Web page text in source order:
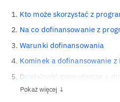
Kto może skorzystać z
Na co dofinansowanie z
Warunki dofinansowania
Kominek a dofinansowanie z
Działalność gospodarcza a
Pokaż więcej ↓